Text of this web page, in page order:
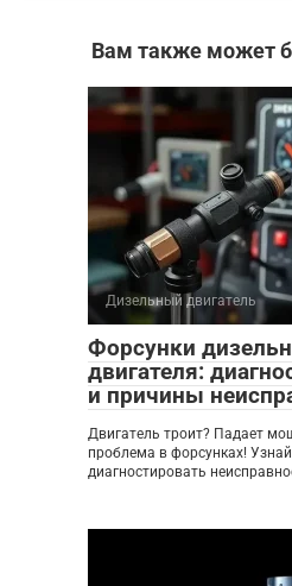
Вам также может
Дизельный двигатель
Форсунки
двигателя:
и причины
Двигатель троит? Падает
проблема в форсунках!
диагностировать